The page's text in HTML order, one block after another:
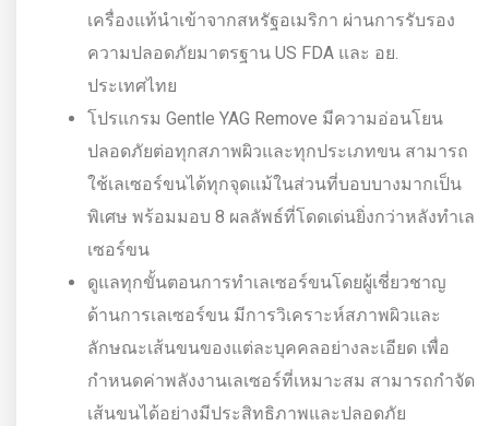
เครื่องแท้นำเข้าจากสหรัฐอเมริกา ผ่านการรับรอง
ความปลอดภัยมาตรฐาน US FDA และ อย.
ประเทศไทย
โปรแกรม Gentle YAG Remove มีความอ่อนโยน
ปลอดภัยต่อทุกสภาพผิวและทุกประเภทขน สามารถ
ใช้เลเซอร์ขนได้ทุกจุดแม้ในส่วนที่บอบบางมากเป็น
พิเศษ พร้อมมอบ 8 ผลลัพธ์ที่โดดเด่นยิ่งกว่าหลังทำเล
เซอร์ขน
ดูแลทุกขั้นตอนการทำเลเซอร์ขนโดยผู้เชี่ยวชาญ
ด้านการเลเซอร์ขน มีการวิเคราะห์สภาพผิวและ
ลักษณะเส้นขนของแต่ละบุคคลอย่างละเอียด เพื่อ
กำหนดค่าพลังงานเลเซอร์ที่เหมาะสม สามารถกำจัด
เส้นขนได้อย่างมีประสิทธิภาพและปลอดภัย